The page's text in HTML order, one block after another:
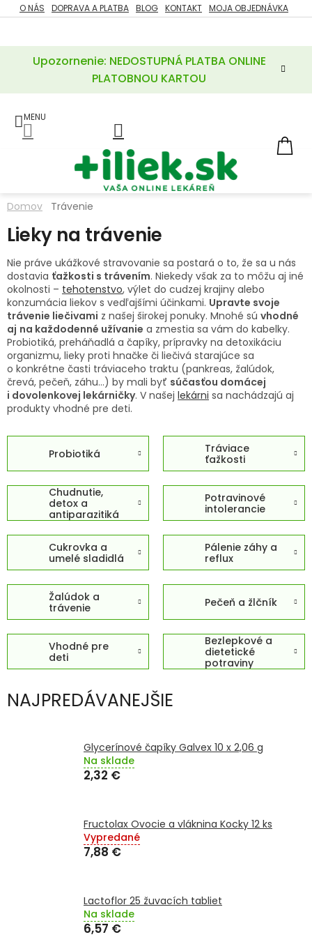
Prejsť
na
Upozornenie: NEDOSTUPNÁ PLATBA ONLINE
PLATOBNOU KARTOU
O NÁS DOPRAVA A PLATBA BLOG KONTAKT MOJA OBJEDNÁVKA
ZĽAVY
POTREBY
A
LIEKY
A
MINERÁLY
KOZMETIKA
TRÁVENIE
EROTIKA
BOLESŤ
DENTÁLNA
ZDRAVOTNÍCKE
POMÔCKY
PRÍRODNÉ
LIEKY
VETERINA
SENIORI
Domov Trávenie
Lieky na trávenie
Nie práve ukážkové stravovanie sa postará o to, že sa u nás
dostavia ťažkosti s trávením. Niekedy však za to môžu aj iné
okolnosti – tehotenstvo, výlet do cudzej krajiny alebo
konzumácia liekov s vedľajšími účinkami. Upravte svoje
trávenie liečivami z našej širokej ponuky. Mnohé sú vhodné
aj na každodenné užívanie a zmestia sa vám do kabelky.
Probiotiká, preháňadlá a čapíky, prípravky na detoxikáciu
organizmu, lieky proti hnačke či liečivá starajúce sa
o konkrétne časti tráviaceho traktu (pankreas, žalúdok,
črevá, pečeň, záhu...) by mali byť súčasťou domácej
i dovolenkovej lekárničky. V našej lekárni sa nachádzajú aj
produkty vhodné pre deti.
Probiotiká
Tráviace
ťažkosti
Chudnutie,
detox a
antiparazitiká
Potravinové
intolerancie
Cukrovka a
umelé sladidlá
Pálenie záhy a
reflux
Žalúdok a
trávenie
Pečeň a žlčník
Vhodné pre
deti
Bezlepkové a
dietetické
potraviny
NAJPREDÁVANEJŠIE
Glycerínové čapíky Galvex 10 x 2,06 g
Na sklade
2,32 €
Fructolax Ovocie a vláknina Kocky 12 ks
Vypredané
7,88 €
Lactoflor 25 žuvacích tabliet
Na sklade
6,57 €